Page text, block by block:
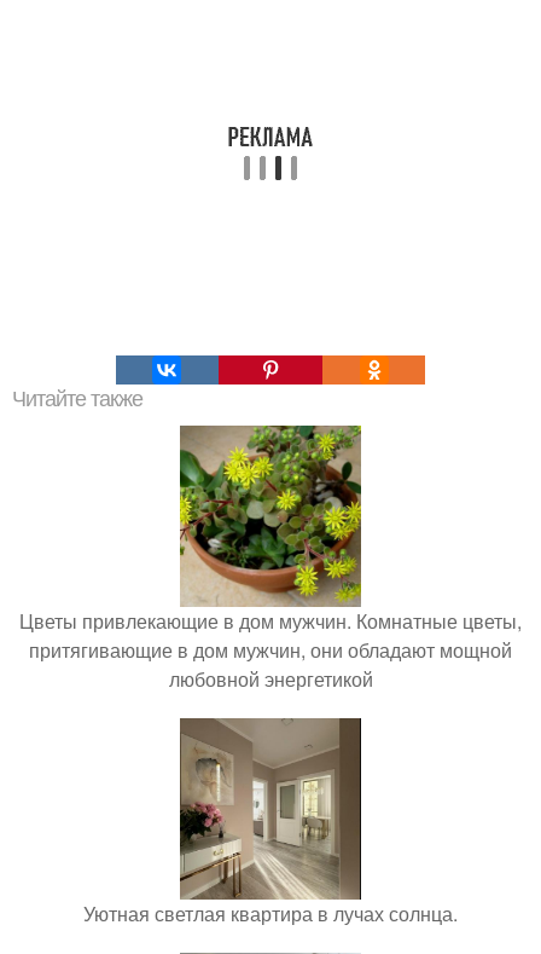
Читайте также
Цветы привлекающие в дом мужчин. Комнатные цветы,
притягивающие в дом мужчин, они обладают мощной
любовной энергетикой
Уютная светлая квартира в лучах солнца.